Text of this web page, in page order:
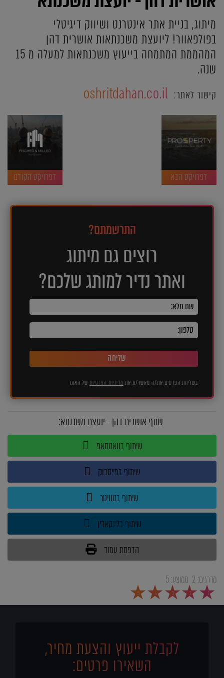
מיתוג, בניית אתר אינטרנט ושיווק דיגיטלי
בפולפאוור! ליועצת משכנתאות אושרית דהן
המהממת המתמחה בייעוץ משכנתאות למעלה מ 15
שנה.
קישור לאתר: oshritdahan.co.il
לפרויקט הבא לפרויקט הקודם
התרשמתם?
רוצים גם מיתוג
ואתר נדיר למותג שלכם?
שליחה
בשליחת הפרטים את/ה מאשר/ת את מדיניות הפרטיות של האתר
שתף אושרית דהן - יועצת משכנתא:
שיתוף בוואטסאפ
שיתוף בפייסבוק
שיתוף בטוויטר
שיתוף בלינקאדין
הדפסת עמוד
מדרגים: 2 ממוצע:5
1
2
3
4
5
לקבלת ייעוץ והצעת מחיר,
השאירו פרטים: